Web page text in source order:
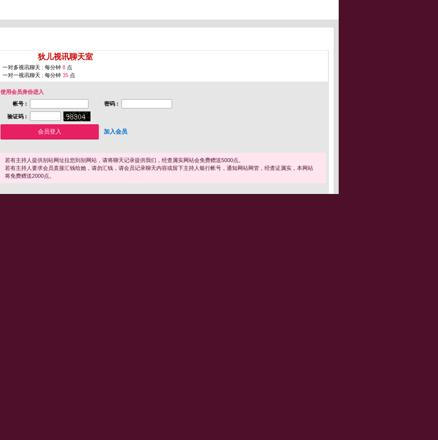
狄儿视讯聊天室
一对多视讯聊天 : 每分钟 8 点
一对一视讯聊天 : 每分钟 35 点
使用会员身份进入
帐号 :
密码 :
验证码 :
加入会员
若有主持人提供别站网址拉您到别网站，请将聊天记录提供我们，经查属实网站会免费赠送5000点。
若有主持人要求会员直接汇钱给她，请勿汇钱，请会员记录聊天内容或留下主持人银行帐号，通知网站网管，经查证属实，本网站
将免费赠送2000点。